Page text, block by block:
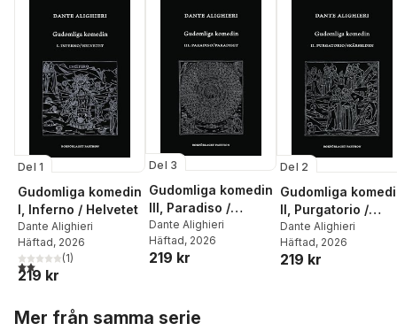
Del 1
Gudomliga komedin
I, Inferno / Helvetet
Dante Alighieri
Häftad, 2026
2,0utav 5 stjärnor. Totalt antal röster:
(1)
219 kr
Del 3
Gudomliga komedin
III, Paradiso /
Paradiset
Dante Alighieri
Häftad, 2026
219 kr
Del 2
Gudomliga
II, Purgatorio /
Skärselden
Dante Alighieri
Häftad, 2026
219 kr
Mer från samma serie